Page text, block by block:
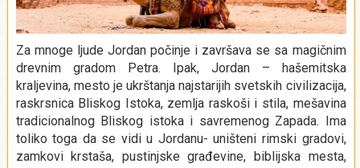
Za mnoge ljude Jordan počinje i završava se sa magičnim
drevnim gradom Petra. Ipak, Jordan – hašemitska
kraljevina, mesto je ukrštanja najstarijih svetskih civilizacija,
raskrsnica Bliskog Istoka, zemlja raskoši i stila, mešavina
tradicionalnog Bliskog istoka i savremenog Zapada. Ima
toliko toga da se vidi u Jordanu- uništeni rimski gradovi,
zamkovi krstaša, pustinjske građevine, biblijska mesta,